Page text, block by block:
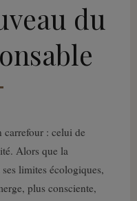
du
carrefour : celui de
Alors que la
limites écologiques,
plus consciente,